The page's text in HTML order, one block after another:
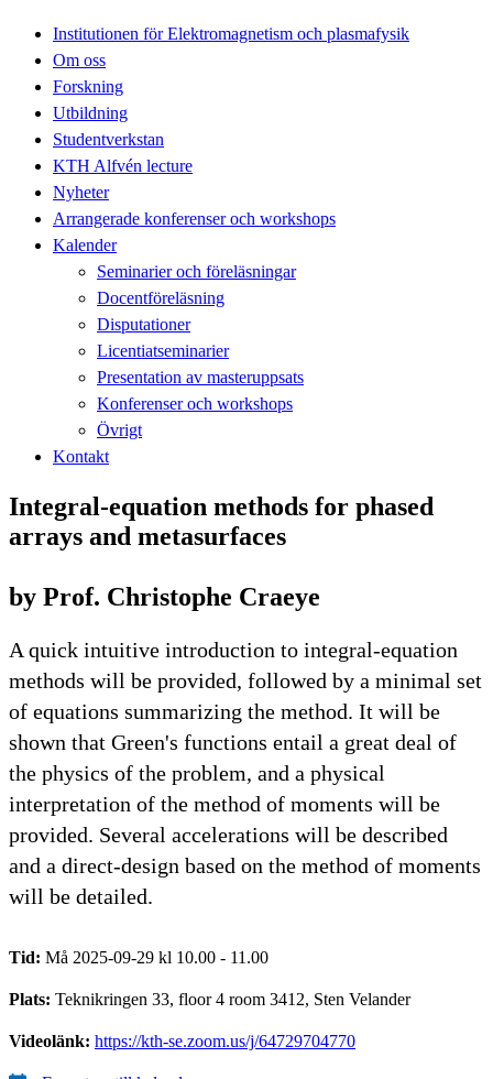
Institutionen för Elektromagnetism och plasmafysik
Om oss
Forskning
Utbildning
Studentverkstan
KTH Alfvén lecture
Nyheter
Arrangerade konferenser och workshops
Kalender
Seminarier och föreläsningar
Docentföreläsning
Disputationer
Licentiatseminarier
Presentation av masteruppsats
Konferenser och workshops
Övrigt
Kontakt
Integral-equation methods for phased
arrays and metasurfaces
by Prof. Christophe Craeye
A quick intuitive introduction to integral-equation
methods will be provided, followed by a minimal set
of equations summarizing the method. It will be
shown that Green's functions entail a great deal of
the physics of the problem, and a physical
interpretation of the method of moments will be
provided. Several accelerations will be described
and a direct-design based on the method of moments
will be detailed.
Tid: Må 2025-09-29 kl 10.00 - 11.00
Plats: Teknikringen 33, floor 4 room 3412, Sten Velander
Videolänk: https://kth-se.zoom.us/j/64729704770